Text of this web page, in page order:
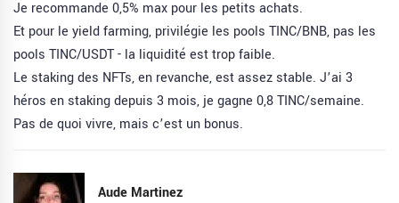
Je recommande 0,5% max pour les petits achats.
Et pour le yield farming, privilégie les pools TINC/BNB, pas les
pools TINC/USDT - la liquidité est trop faible.
Le staking des NFTs, en revanche, est assez stable. J’ai 3
héros en staking depuis 3 mois, je gagne 0,8 TINC/semaine.
Pas de quoi vivre, mais c’est un bonus.
Aude Martinez